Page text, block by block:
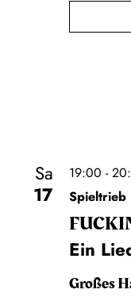
Sa
17
19:00 -
Spieltrieb
Ein
Großes